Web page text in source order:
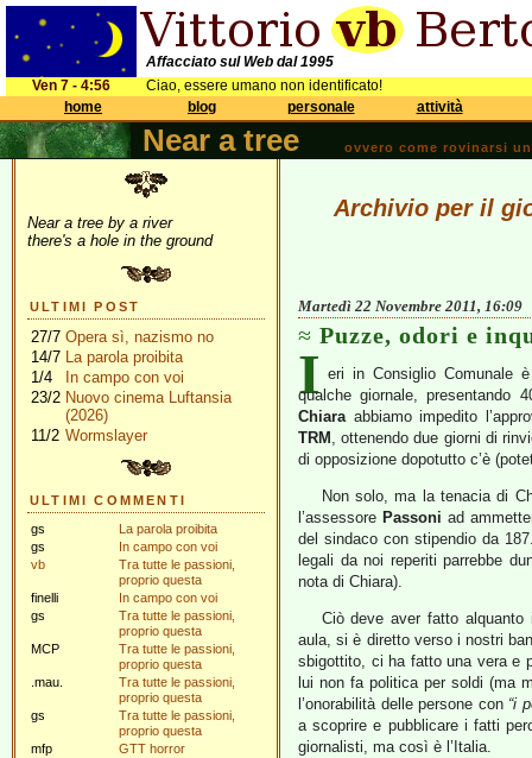
Affacciato sul Web dal 1995
Ven 7 - 4:56
Ciao, essere umano non identificato!
home
blog personale attività
Near a tree ovvero come rovinarsi
Near a tree by a river
there's a hole in the ground
ULTIMI POST
27/7 Opera sì, nazismo no
14/7 La parola proibita
1/4
In campo con voi
23/2 Nuovo cinema Luftansia
(2026)
11/2 Wormslayer
ULTIMI COMMENTI
gs
La parola proibita
gs
In campo con voi
vb
Tra tutte le passioni,
proprio questa
finelli
In campo con voi
gs
Tra tutte le passioni,
proprio questa
MCP
Tra tutte le passioni,
proprio questa
.mau.
Tra tutte le passioni,
proprio questa
gs
Tra tutte le passioni,
proprio questa
mfp
GTT horror
Archivio per il
Martedì 22 Novembre 2011, 16:09
Puzze, odori e
I eri in Consiglio Comunale
qualche giornale, presentando
Chiaraabbiamo impedito
TRM , ottenendo due giorni di
di opposizione dopotutto c’è
Non solo, ma la tenacia di
l’assessore Passoni ad
del sindaco con stipendio da
legali da noi reperiti parrebbe
nota di Chiara).
Ciò deve aver fatto
aula, si è diretto verso i nostri
sbigottito, ci ha fatto una vera e
lui non fa politica per soldi (ma
l’onorabilità delle persone con “i
a scoprire e pubblicare i fatti
giornalisti, ma così è l’Italia.